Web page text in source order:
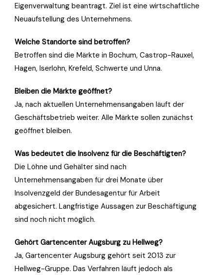
Eigenverwaltung beantragt. Ziel ist eine wirtschaftliche
Neuaufstellung des Unternehmens.
Welche Standorte sind betroffen?
Betroffen sind die Märkte in Bochum, Castrop-Rauxel,
Hagen, Iserlohn, Krefeld, Schwerte und Unna.
Bleiben die Märkte geöffnet?
Ja, nach aktuellen Unternehmensangaben läuft der
Geschäftsbetrieb weiter. Alle Märkte sollen zunächst
geöffnet bleiben.
Was bedeutet die Insolvenz für die Beschäftigten?
Die Löhne und Gehälter sind nach
Unternehmensangaben für drei Monate über
Insolvenzgeld der Bundesagentur für Arbeit
abgesichert. Langfristige Aussagen zur Beschäftigung
sind noch nicht möglich.
Gehört Gartencenter Augsburg zu Hellweg?
Ja, Gartencenter Augsburg gehört seit 2013 zur
Hellweg-Gruppe. Das Verfahren läuft jedoch als